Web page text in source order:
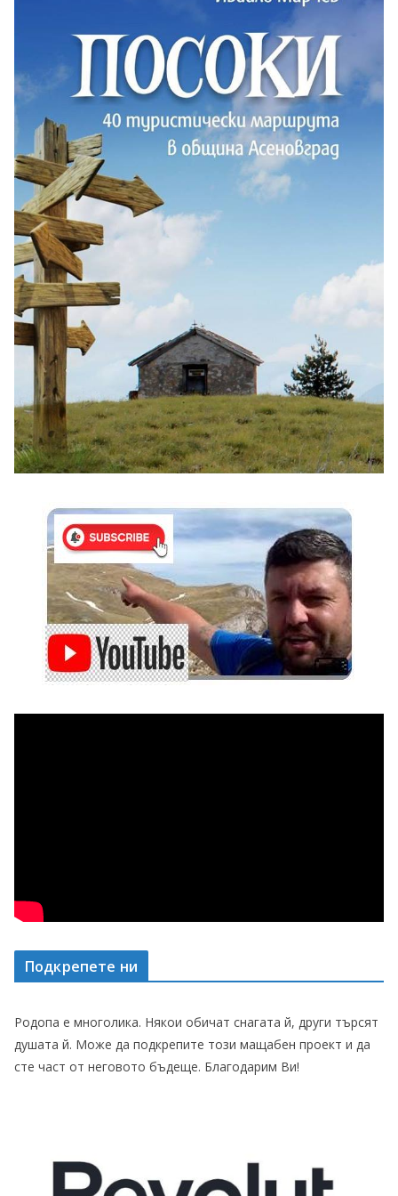
Подкрепете ни
Родопа е многолика. Някои обичат снагата й, други търсят
душата й. Може да подкрепите този мащабен проект и да
сте част от неговото бъдеще. Благодарим Ви!